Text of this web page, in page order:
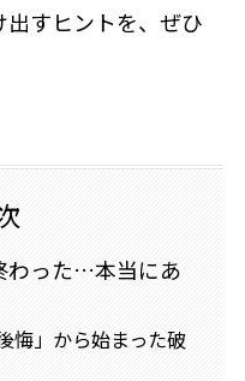
すヒントを、ぜひ
わった…本当にあ
悔」から始まった破